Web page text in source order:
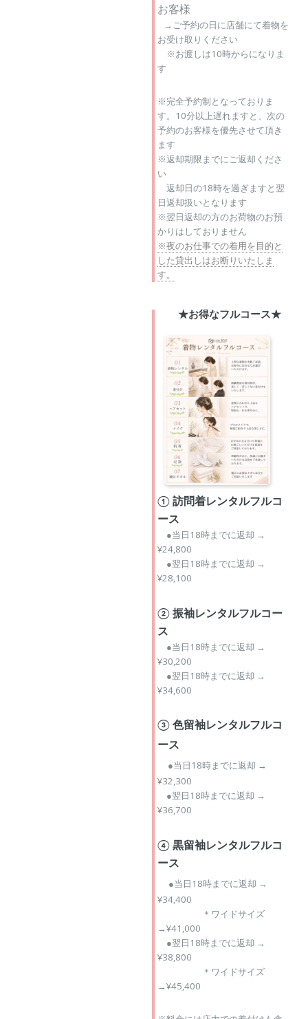
お客様
→ご予約の日に店舗にて着物を
お受け取りください
※お渡しは10時からになりま
す
※完全予約制となっておりま
す。10分以上遅れますと、次の
予約のお客様を優先させて頂き
ます
※返却期限までにご返却くださ
い
返却日の18時を過ぎますと翌
日返却扱いとなります
※翌日返却の方のお荷物のお預
かりはしておりません
※夜のお仕事での着用を目的と
した貸出しはお断りいたしま
す。
★お得なフルコース★
① 訪問着レンタルフルコ
ース
●当日18時までに返却 →
¥24,800
●翌日18時までに返却 →
¥28,100
② 振袖レンタルフルコー
ス
●当日18時までに返却 →
¥30,200
●翌日18時までに返却 →
¥34,600
③ 色留袖レンタルフルコ
ース
●当日18時までに返却 →
¥32,300
●翌日18時までに返却 →
¥36,700
④ 黒留袖レンタルフルコ
ース
●当日18時までに返却 →
¥34,400
＊ワイドサイズ
→¥41,000
●翌日18時までに返却 →
¥38,800
＊ワイドサイズ
→¥45,400